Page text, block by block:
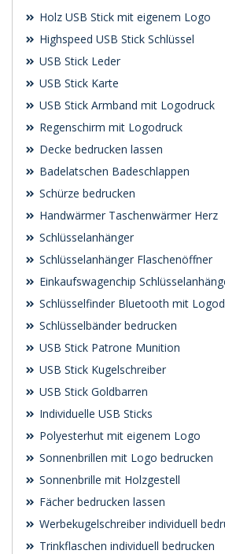
Holz USB Stick mit eigenem Logo
Highspeed USB Stick Schlüssel
USB Stick Leder
USB Stick Karte
USB Stick Armband mit Logodruck
Regenschirm mit Logodruck
Decke bedrucken lassen
Badelatschen Badeschlappen
Schürze bedrucken
Handwärmer Taschenwärmer Herz
Schlüsselanhänger
Schlüsselanhänger Flaschenöffner
Einkaufswagenchip
Schlüsselfinder Bluetooth mit
Schlüsselbänder bedrucken
USB Stick Patrone Munition
USB Stick Kugelschreiber
USB Stick Goldbarren
Individuelle USB Sticks
Polyesterhut mit eigenem Logo
Sonnenbrillen mit Logo bedrucken
Sonnenbrille mit Holzgestell
Fächer bedrucken lassen
Werbekugelschreiber individuell
Trinkflaschen individuell bedrucken